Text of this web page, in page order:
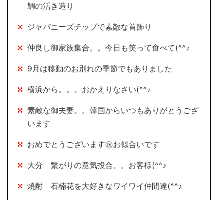
鯛の活き造り
ジャパニーズチップで素敵な首飾り
仲良し御家族集合。。今日も笑って食べて(^^♪
9月は移動のお別れの季節でもありました
横浜から。。。おかえりなさい(^^♪
素敵な御夫妻。。韓国からいつもありがとうござ
います
おめでとうございます㊗お似合いです
大分 繋がりの意気投合。。お客様(^^♪
焼酎 石楠花を大好きなワイワイ仲間達(^^♪